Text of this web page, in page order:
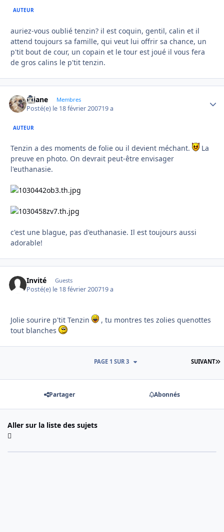
AUTEUR
auriez-vous oublié tenzin? il est coquin, gentil, calin et il
attend toujours sa famille, qui veut lui offrir sa chance, un
p'tit bout de cour, un copain et le tour est joué il vous fera
de gros calins le p'tit tenzin.
réjane Membres
Posté(e) le 18 février 200719 a
AUTEUR
Tenzin a des moments de folie ou il devient méchant.
La
preuve en photo. On devrait peut-être envisager
l'euthanasie.
c'est une blague, pas d'euthanasie. Il est toujours aussi
adorable!
Invité Guests
Posté(e) le 18 février 200719 a
Jolie sourire p'tit Tenzin
, tu montres tes zolies quenottes
tout blanches
SUIVANT
PAGE 1 SUR 3
Partager Abonnés
Aller sur la liste des sujets